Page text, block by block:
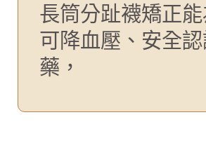
長筒分趾襪矯正
可降血壓、安全
藥，